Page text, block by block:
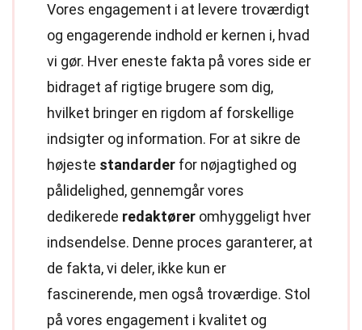
Vores engagement i at levere troværdigt
og engagerende indhold er kernen i, hvad
vi gør. Hver eneste fakta på vores side er
bidraget af rigtige brugere som dig,
hvilket bringer en rigdom af forskellige
indsigter og information. For at sikre de
højeste standarder for nøjagtighed og
pålidelighed, gennemgår vores
dedikerede redaktører omhyggeligt hver
indsendelse. Denne proces garanterer, at
de fakta, vi deler, ikke kun er
fascinerende, men også troværdige. Stol
på vores engagement i kvalitet og